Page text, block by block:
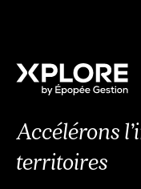
Accélérons
territoires